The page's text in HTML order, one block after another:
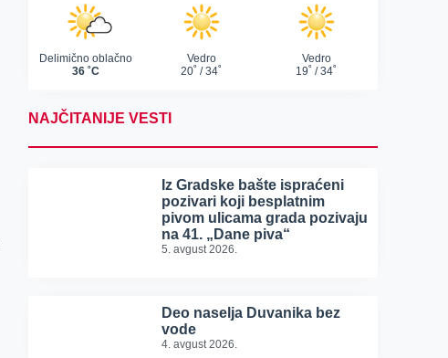
NAJČITANIJE VESTI
Iz Gradske bašte ispraćeni
pozivari koji besplatnim
pivom ulicama grada pozivaju
na 41. „Dane piva“
5. avgust 2026.
Deo naselja Duvanika bez
vode
4. avgust 2026.